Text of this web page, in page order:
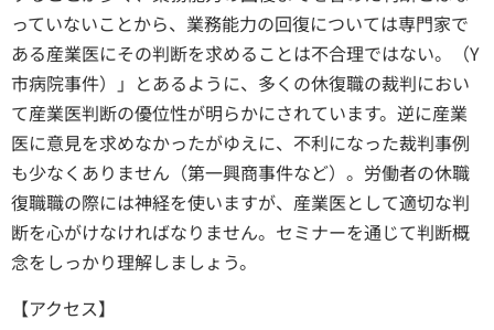
っていないことから、業務能力の回復については専門家で
ある産業医にその判断を求めることは不合理ではない。（Y
市病院事件）」とあるように、多くの休復職の裁判におい
て産業医判断の優位性が明らかにされています。逆に産業
医に意見を求めなかったがゆえに、不利になった裁判事例
も少なくありません（第一興商事件など）。労働者の休職
復職職の際には神経を使いますが、産業医として適切な判
断を心がけなければなりません。セミナーを通じて判断概
念をしっかり理解しましょう。
【アクセス】